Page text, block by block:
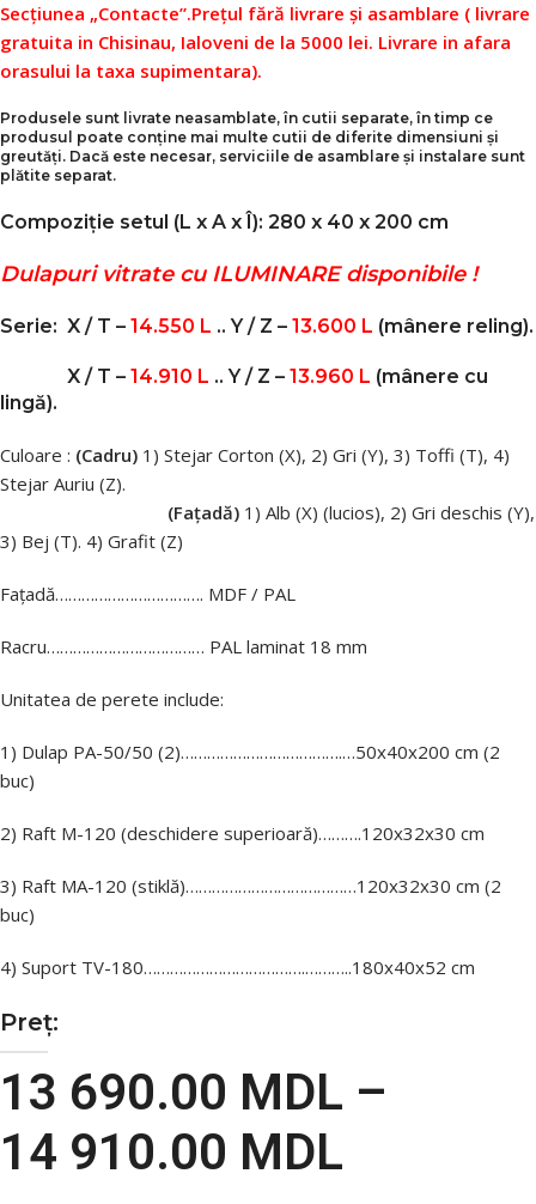
Secțiunea „Contacte”.Prețul fără livrare și asamblare ( livrare
gratuita in Chisinau, Ialoveni de la 5000 lei. Livrare in afara
orasului la taxa supimentara).
Produsele sunt livrate neasamblate, în cutii separate, în timp ce
produsul poate conține mai multe cutii de diferite dimensiuni și
greutăți. Dacă este necesar, serviciile de asamblare și instalare sunt
plătite separat.
Compoziție setul (L x A x Î): 280 x 40 x 200 cm
Dulapuri vitrate cu ILUMINARE disponibile !
Serie: X / T – 14.550 L .. Y / Z – 13.600 L (mânere reling).
X / T – 14.910 L .. Y / Z – 13.960 L (mânere cu
lingă).
Culoare : (Cadru) 1) Stejar Corton (X), 2) Gri (Y), 3) Toffi (T), 4)
Stejar Auriu (Z).
(Fațadă) 1) Alb (X) (lucios), 2) Gri deschis (Y),
3) Bej (T). 4) Grafit (Z)
Fațadă……………………………. MDF / PAL
Racru……………………………… PAL laminat 18 mm
Unitatea de perete include:
1) Dulap PA-50/50 (2)……………………………….…50x40x200 cm (2
buc)
2) Raft M-120 (deschidere superioară)……….120x32x30 cm
3) Raft MA-120 (stiklă)…………………………………120x32x30 cm (2
buc)
4) Suport TV-180……………………………….………..180x40x52 cm
Preț:
13 690.00 MDL –
14 910.00 MDL